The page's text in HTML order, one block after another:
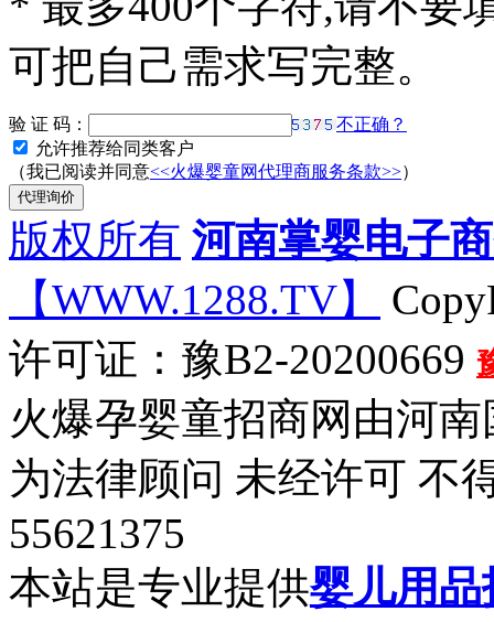
可把自己需求写完整。
验 证 码：
不正确？
允许推荐给同类客户
（我已阅读并同意<<火爆婴童网代理商服务条款>>）
版权所有 河南掌婴电子
【WWW.1288.TV】
许可证：豫B2-20200669
火爆孕婴童招商网由河
为法律顾问 未经许可 不
55621375
本站是专业提供婴儿用品